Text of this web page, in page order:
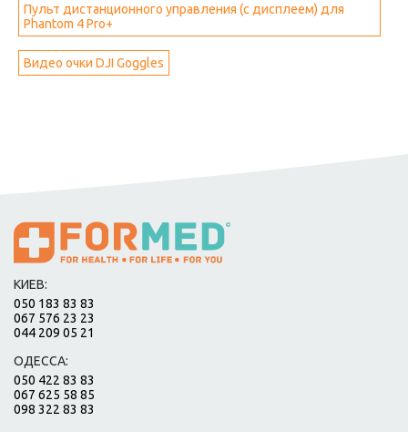
Пульт дистанционного управления (с дисплеем) для
Phantom 4 Pro+
Видео очки DJI Goggles
КИЕВ:
050 183 83 83
067 576 23 23
044 209 05 21
ОДЕССА:
050 422 83 83
067 625 58 85
098 322 83 83